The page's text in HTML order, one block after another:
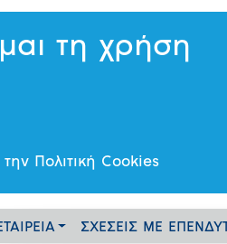
τη χρήση
Πολιτική Cookies
ΣΧΕΣΕΙΣ ΜΕ